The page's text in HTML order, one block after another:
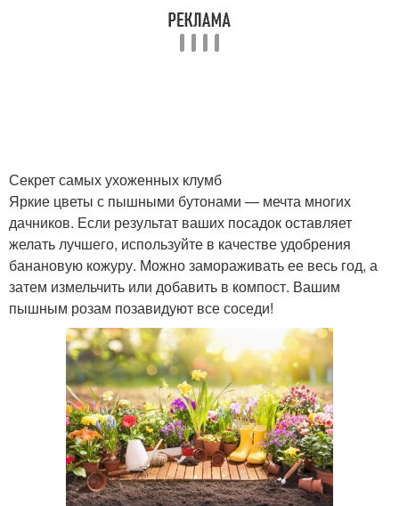
Секрет самых ухоженных клумб
Яркие цветы с пышными бутонами — мечта многих
дачников. Если результат ваших посадок оставляет
желать лучшего, используйте в качестве удобрения
банановую кожуру. Можно замораживать ее весь год, а
затем измельчить или добавить в компост. Вашим
пышным розам позавидуют все соседи!